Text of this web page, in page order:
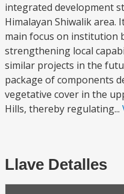
integrated development
Himalayan Shiwalik
main focus on institution
strengthening local
similar projects in the
package of components
vegetative cover in the
Hills, thereby regulating...
Llave Detalles